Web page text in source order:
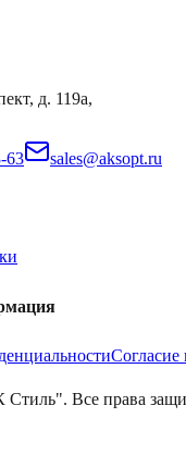
д. 119а,
63
sales@aksopt.ru
Все права